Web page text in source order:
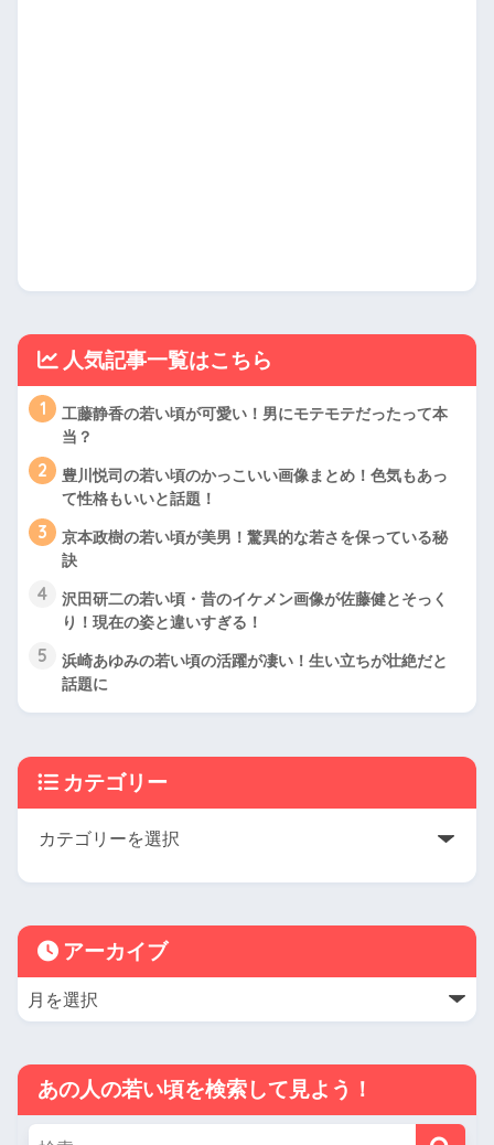
人気記事一覧はこちら
1
工藤静香の若い頃が可愛い！男にモテモテだったって本
当？
2
豊川悦司の若い頃のかっこいい画像まとめ！色気もあっ
て性格もいいと話題！
3
京本政樹の若い頃が美男！驚異的な若さを保っている秘
訣
4
沢田研二の若い頃・昔のイケメン画像が佐藤健とそっく
り！現在の姿と違いすぎる！
5
浜崎あゆみの若い頃の活躍が凄い！生い立ちが壮絶だと
話題に
カテゴリー
アーカイブ
あの人の若い頃を検索して見よう！